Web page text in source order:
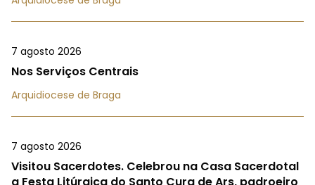
7 agosto 2026
Nos Serviços Centrais
Arquidiocese de Braga
7 agosto 2026
Visitou Sacerdotes. Celebrou na Casa Sacerdotal